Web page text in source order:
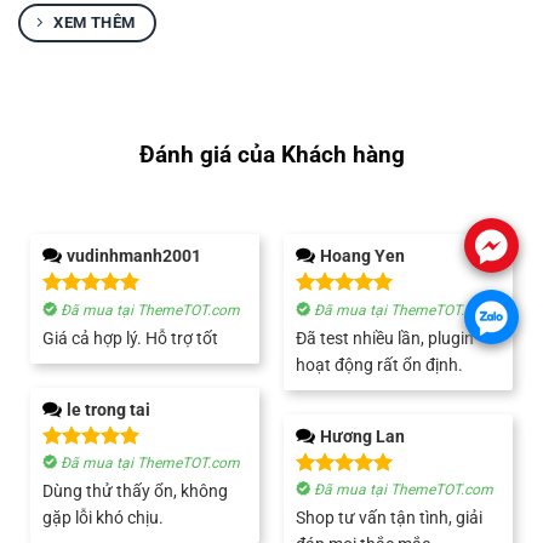
XEM THÊM
Đánh giá của Khách hàng
vudinhmanh2001
Được xếp
hạng 55
sao
Đã mua tại ThemeTOT.com
Giá cả hợp lý. Hỗ trợ tốt
Hoang Yen
Được xếp
hạng5 5
sao
Đã mua tại ThemeTOT.com
Đã test nhiều lần, plugin
hoạt động rất ổn định.
le trong tai
Được xếp
hạng55
sao
Đã mua tại ThemeTOT.com
Dùng thử thấy ổn, không
gặp lỗi khó chịu.
Hương Lan
Được xếp
hạng55
sao
Đã mua tại ThemeTOT.com
Shop tư vấn tận tình, giải
.
.